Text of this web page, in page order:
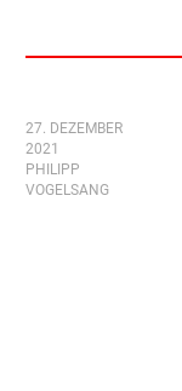
27. DEZEMBER
2021
PHILIPP
VOGELSANG